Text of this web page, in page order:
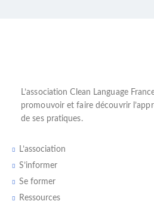
L’association Clean Language
promouvoir et faire découvrir l’
de ses pratiques.
L’association
S’informer
Se former
Ressources